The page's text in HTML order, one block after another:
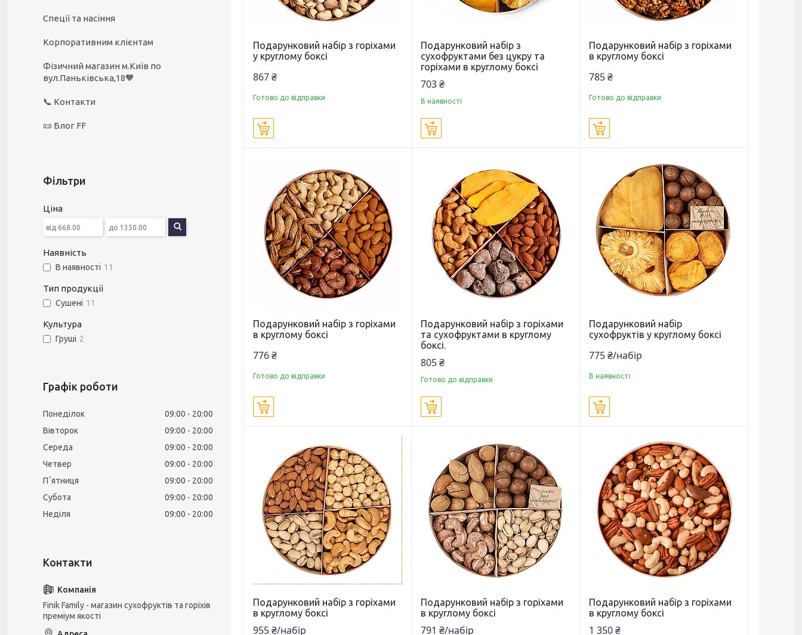
Подарунковий набір з горіхами
у круглому боксі
867 ₴
Готово до відправки
Подарунковий набір з
сухофруктами без цукру та
горіхами в круглому боксі
703 ₴
В наявності
Подарунковий набір з горіхами
в круглому боксі
785 ₴
Готово до відправки
Подарунковий набір з горіхами
в круглому боксі
776 ₴
Готово до відправки
Подарунковий набір з горіхами
та сухофруктами в круглому
боксі.
805 ₴
Готово до відправки
Подарунковий набір
сухофруктів у круглому боксі
775 ₴/набір
В наявності
Подарунковий набір з горіхами
в круглому боксі
955 ₴/набір
Подарунковий набір з горіхами
в круглому боксі
791 ₴/набір
Подарунковий набір з горіхами
в круглому боксі
1 350 ₴
Спеції та насіння
Корпоративним клієнтам
Фізичний магазин м.Київ по
вул.Паньківська,18🧡
📞 Контакти
📜 Блог FF
Фільтри
Ціна
Наявність
В наявності 11
Тип продукції
Сушені 11
Культура
Груші 2
Графік роботи
Понеділок 09:00
20:00
Вівторок
09:00
20:00
Середа
09:00
20:00
Четвер
09:00
20:00
Пʼятниця
09:00
20:00
Субота
09:00
20:00
Неділя
09:00 20:00
Finik Family - магазин сухофруктів та горіхів
преміум якості